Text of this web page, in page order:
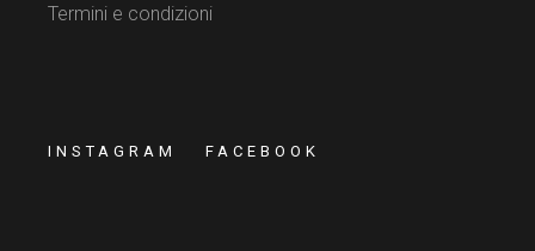
Termini e condizioni
INSTAGRAM FACEBOOK